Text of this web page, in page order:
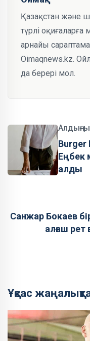
Қазақстан және
түрлі
арнайы
Oimaqnews.kz.
да берері мол.
Burger
Еңбек
алды
Санжар Бокаев
алғаш
Ұқсас